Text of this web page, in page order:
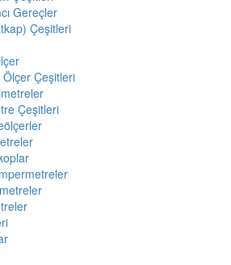
Gereçler
Çeşitleri
Ölçer Çeşitleri
Çeşitleri